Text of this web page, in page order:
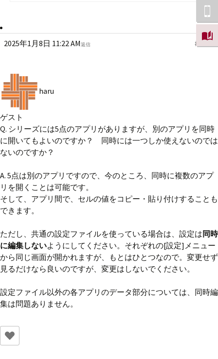
2025年1月8日 11:22 AM #7340
返信
haru
ゲスト
Q. シリーズには5点のアプリがありますが、別のアプリを同時
に開いてもよいのですか？ 同時には一つしか使えないのでは
ないのですか？
A. 5点は別のアプリですので、今のところ、同時に複数のアプ
リを開くことは可能です。
そして、アプリ間で、セルの値をコピー・貼り付けすることも
できます。
ただし、共通の設定ファイルを使っている場合は、設定は 同時
に編集しないようにしてください。それぞれの[設定]メニュー
から同じ画面が開かれますが、もとはひとつなので。変更せず
見るだけなら良いのですが、変更はしないでください。
設定ファイル以外の各アプリのデータ部分については、同時編
集は問題ありません。